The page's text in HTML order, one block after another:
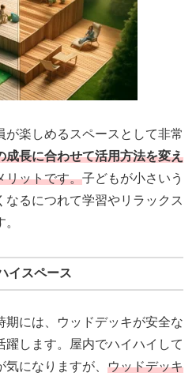
が楽しめるスペースとして非常
成長に合わせて活用方法を変え
リットです。子どもが小さいう
なるにつれて学習やリラックス
イスペース
期には、ウッドデッキが安全な
します。屋内でハイハイして
になりますが、 ウッドデッキ